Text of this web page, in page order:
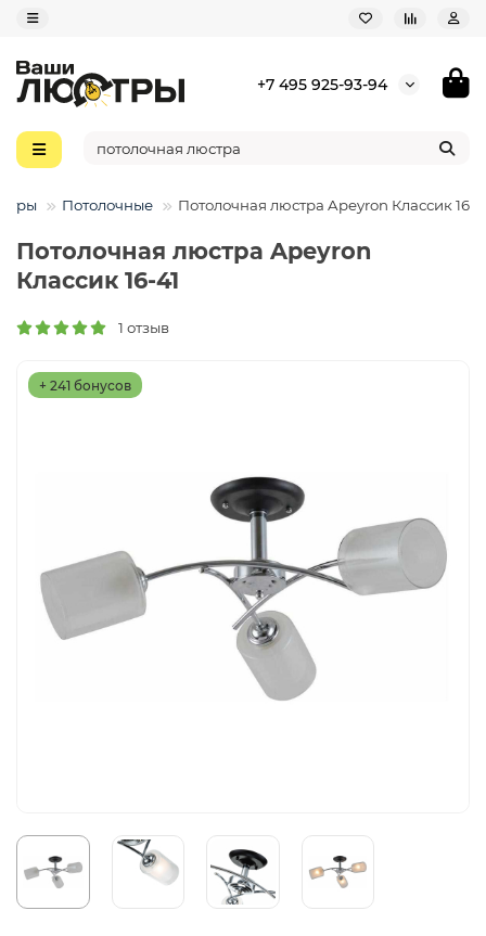
+7 495 925-93-94
Потолочные Потолочная люстра Apeyron Классик 16-
Потолочная люстра Apeyron
Классик 16-41
1 отзыв
+ 241 бонусов